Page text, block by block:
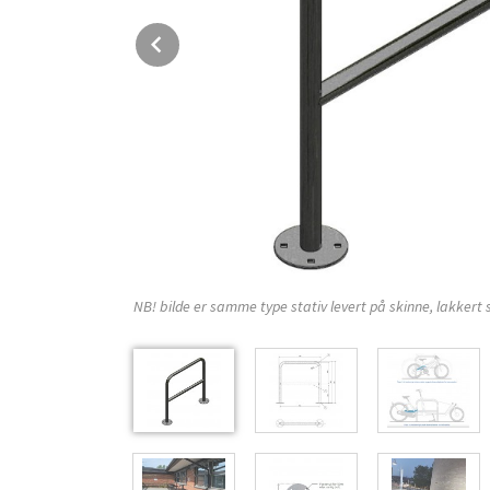
NB! bilde er samme type stativ levert på skinne, lakkert